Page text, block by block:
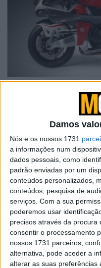
Damos
Nós e os nossos 1731
a informações num
dados pessoais, como
padrão enviadas por um
conteúdos personalizados,
conteúdos, pesquisa de
serviços. Com a sua
poderemos usar
precisos através da procura
consentir o processamento
nossos 1731 parceiros,
alternativa, pode aceder a
alterar as suas preferências
Mas para simplificar,
próprio quadro, incluindo
que o garfo é
A